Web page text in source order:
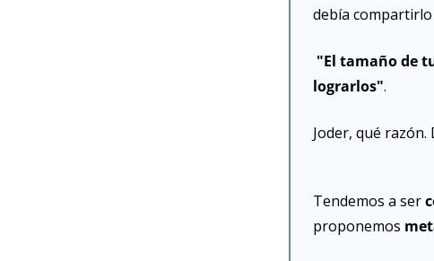
debía compartirlo
"El tamaño de
lograrlos".
Joder, qué
Tendemos a ser
proponemos